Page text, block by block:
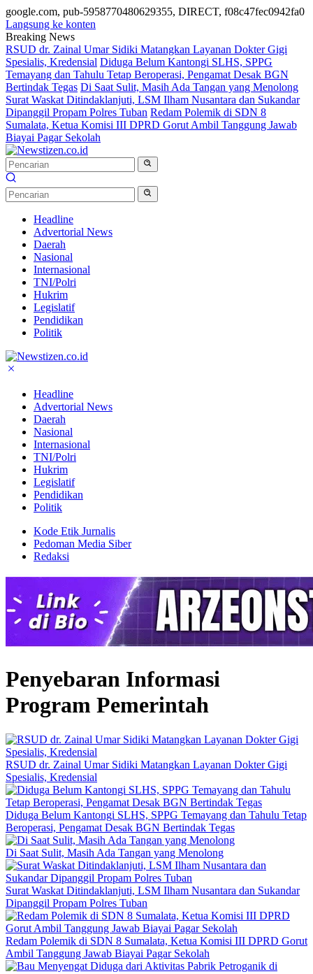
google.com, pub-5958770480629355, DIRECT, f08c47fec0942fa0
Langsung ke konten
Breaking News
RSUD dr. Zainal Umar Sidiki Matangkan Layanan Dokter Gigi
Spesialis, Kredensial Diduga Belum Kantongi SLHS, SPPG
Temayang dan Tahulu Tetap Beroperasi, Pengamat Desak BGN
Bertindak Tegas Di Saat Sulit, Masih Ada Tangan yang Menolong
Surat Waskat Ditindaklanjuti, LSM Ilham Nusantara dan Sukandar
Dipanggil Propam Polres Tuban Redam Polemik di SDN 8
Sumalata, Ketua Komisi III DPRD Gorut Ambil Tanggung Jawab
Biayai Pagar Sekolah
Headline
Advertorial News
Daerah
Nasional
Internasional
TNI/Polri
Hukrim
Legislatif
Pendidikan
Politik
Headline
Advertorial News
Daerah
Nasional
Internasional
TNI/Polri
Hukrim
Legislatif
Pendidikan
Politik
Kode Etik Jurnalis
Pedoman Media Siber
Redaksi
Penyebaran Informasi
Program Pemerintah
RSUD dr. Zainal Umar Sidiki Matangkan Layanan Dokter Gigi
Spesialis, Kredensial
Diduga Belum Kantongi SLHS, SPPG Temayang dan Tahulu Tetap
Beroperasi, Pengamat Desak BGN Bertindak Tegas
Di Saat Sulit, Masih Ada Tangan yang Menolong
Surat Waskat Ditindaklanjuti, LSM Ilham Nusantara dan Sukandar
Dipanggil Propam Polres Tuban
Redam Polemik di SDN 8 Sumalata, Ketua Komisi III DPRD Gorut
Ambil Tanggung Jawab Biayai Pagar Sekolah